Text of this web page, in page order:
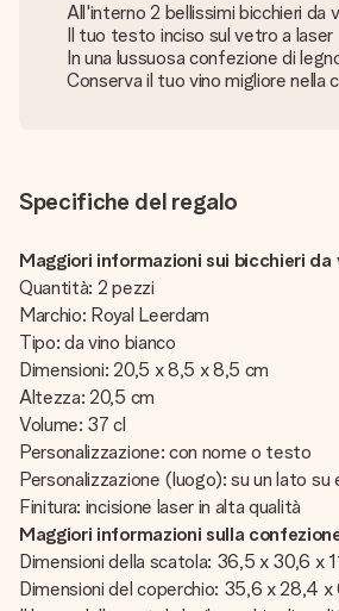
All'interno 2 bellissimi bicchieri da
Il tuo testo inciso sul vetro a laser
In una lussuosa confezione di
Conserva il tuo vino migliore nella
Specifiche del regalo
Maggiori informazioni sui bicchieri da
Quantità: 2 pezzi
Marchio: Royal Leerdam
Tipo: da vino bianco
Dimensioni: 20,5 x 8,5 x 8,5 cm
Altezza: 20,5 cm
Volume: 37 cl
Personalizzazione: con nome o testo
Personalizzazione (luogo): su un lato su
Finitura: incisione laser in alta qualità
Maggiori informazioni sulla
Dimensioni della scatola: 36,5 x 30,6 x
Dimensioni del coperchio: 35,6 x 28,4 x